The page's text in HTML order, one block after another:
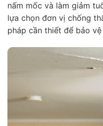
nấm mốc và làm giảm
lựa chọn đơn vị chống
pháp cần thiết để bảo